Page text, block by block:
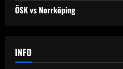
ÖSK vs Norrköping
INFO